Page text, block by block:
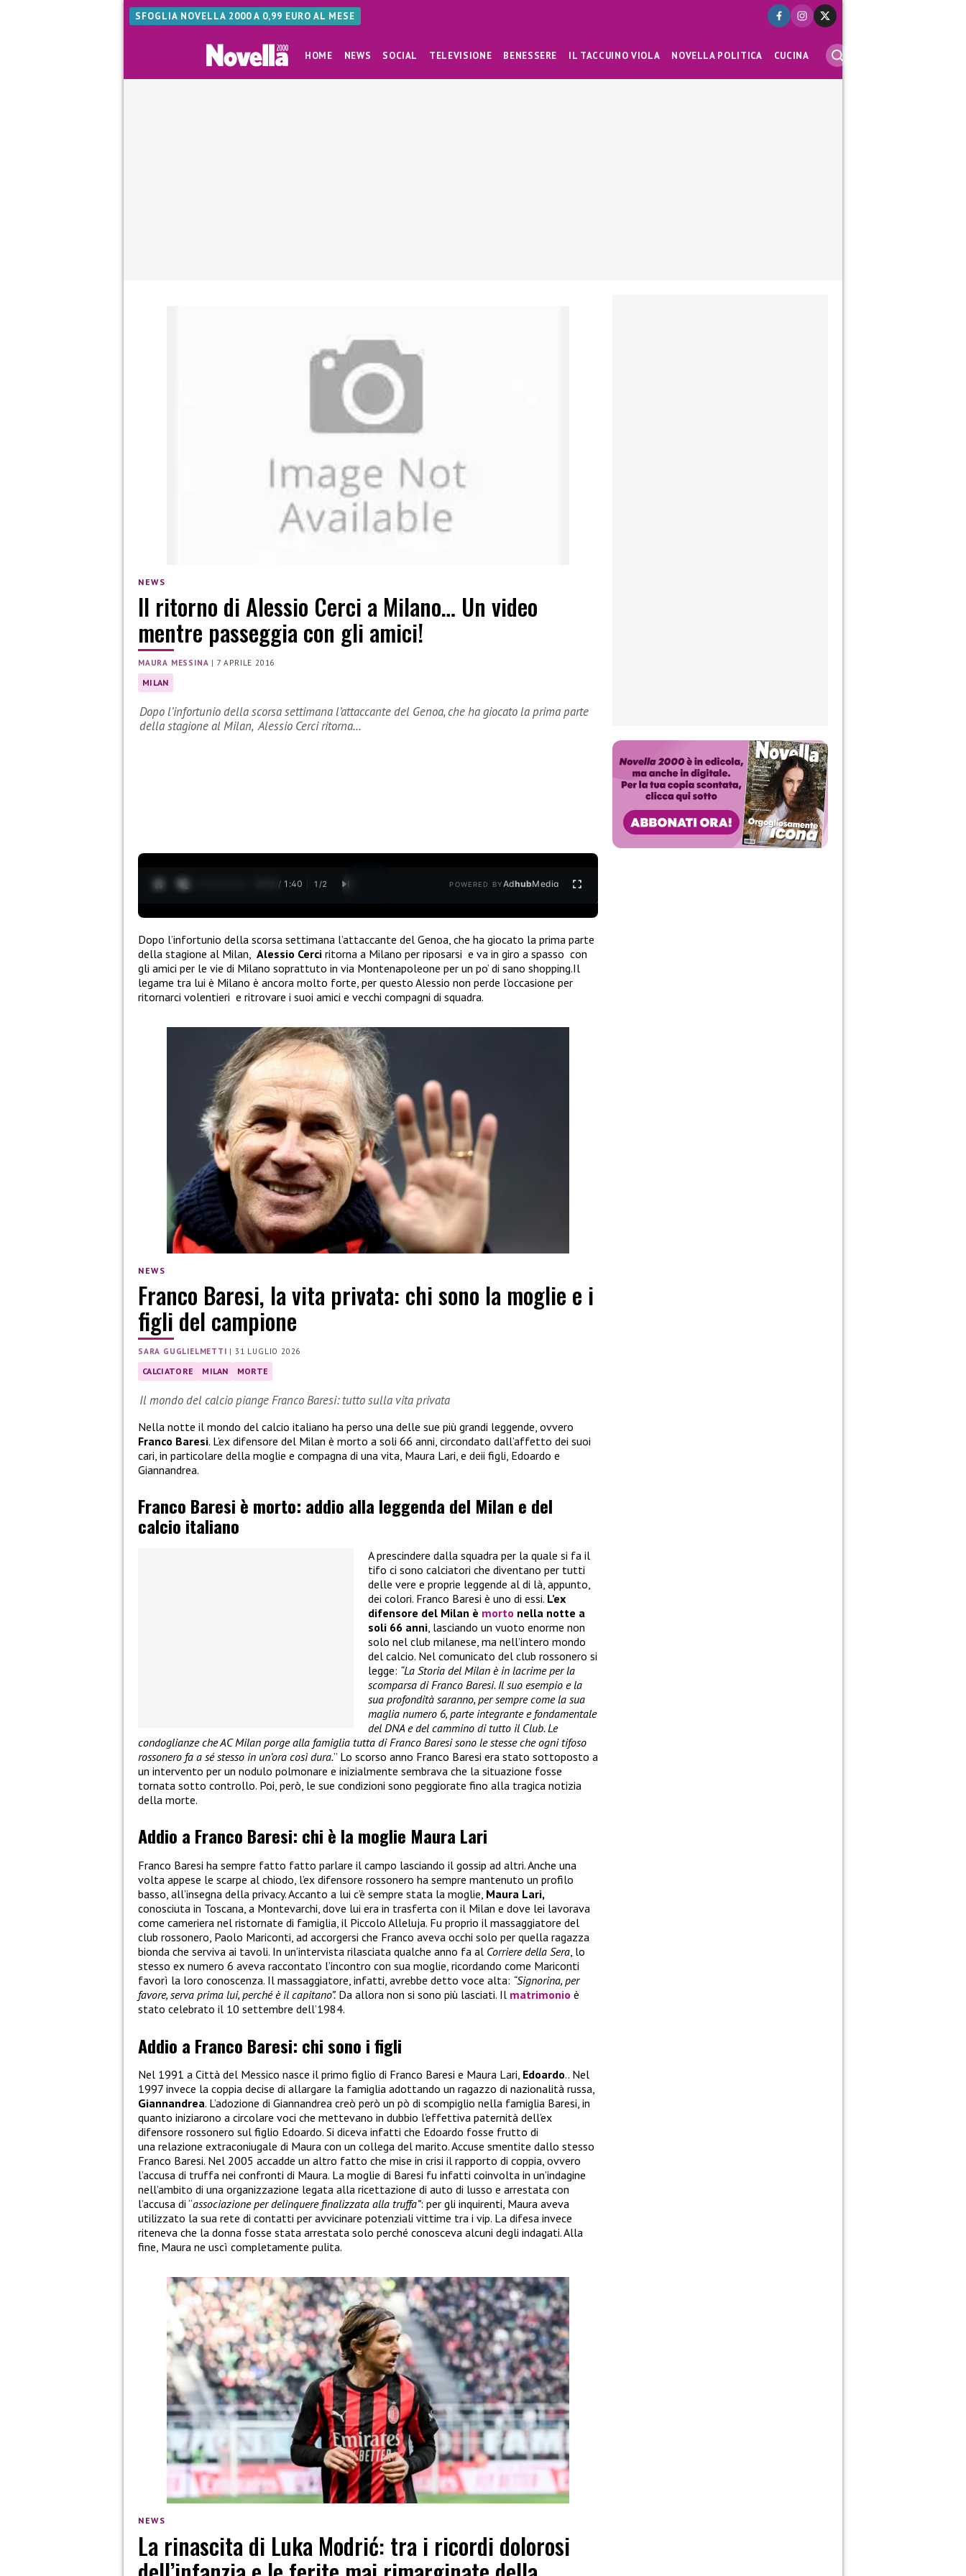
SFOGLIA NOVELLA 2000 A 0,99 EURO AL MESE
HOME NEWS SOCIAL TELEVISIONE BENESSERE IL TACCUINO VIOLA NOVELLA POLITICA CUCINA
NEWS
Il ritorno di Alessio Cerci a Milano… Un video
mentre passeggia con gli amici!
MAURA MESSINA | 7 APRILE 2016
MILAN
Dopo l’infortunio della scorsa settimana l’attaccante del Genoa, che ha giocato la prima parte
della stagione al Milan, Alessio Cerci ritorna…
0:13 / 1:40 1 /2 POWERED BYAdhubMedia
Dopo l’infortunio della scorsa settimana l’attaccante del Genoa, che ha giocato la prima parte
della stagione al Milan, Alessio Cerci ritorna a Milano per riposarsi e va in giro a spasso con
gli amici per le vie di Milano soprattuto in via Montenapoleone per un po’ di sano shopping.Il
legame tra lui è Milano è ancora molto forte, per questo Alessio non perde l’occasione per
ritornarci volentieri e ritrovare i suoi amici e vecchi compagni di squadra.
NEWS
Franco Baresi, la vita privata: chi sono la moglie e i
figli del campione
SARA GUGLIELMETTI |31 LUGLIO 2026
CALCIATORE MILAN MORTE
Il mondo del calcio piange Franco Baresi: tutto sulla vita privata
Nella notte il mondo del calcio italiano ha perso una delle sue più grandi leggende, ovvero
Franco Baresi. L’ex difensore del Milan è morto a soli 66 anni, circondato dall’affetto dei suoi
cari, in particolare della moglie e compagna di una vita, Maura Lari, e deii figli, Edoardo e
Giannandrea.
Franco Baresi è morto: addio alla leggenda del Milan e del
calcio italiano
A prescindere dalla squadra per la quale si fa il
tifo ci sono calciatori che diventano per tutti
delle vere e proprie leggende al di là, appunto,
dei colori. Franco Baresi è uno di essi. L’ex
difensore del Milan è morto nella notte a
soli 66 anni, lasciando un vuoto enorme non
solo nel club milanese, ma nell’intero mondo
del calcio. Nel comunicato del club rossonero si
legge: “La Storia del Milan è in lacrime per la
scomparsa di Franco Baresi. Il suo esempio e la
sua profondità saranno, per sempre come la sua
maglia numero 6, parte integrante e fondamentale
del DNA e del cammino di tutto il Club. Le
condoglianze che AC Milan porge alla famiglia tutta di Franco Baresi sono le stesse che ogni tifoso
rossonero fa a sé stesso in un’ora così dura.” Lo scorso anno Franco Baresi era stato sottoposto a
un intervento per un nodulo polmonare e inizialmente sembrava che la situazione fosse
tornata sotto controllo. Poi, però, le sue condizioni sono peggiorate fino alla tragica notizia
della morte.
Addio a Franco Baresi: chi è la moglie Maura Lari
Franco Baresi ha sempre fatto fatto parlare il campo lasciando il gossip ad altri. Anche una
volta appese le scarpe al chiodo, l’ex difensore rossonero ha sempre mantenuto un profilo
basso, all’insegna della privacy. Accanto a lui c’è sempre stata la moglie, Maura Lari,
conosciuta in Toscana, a Montevarchi, dove lui era in trasferta con il Milan e dove lei lavorava
come cameriera nel ristornate di famiglia, il Piccolo Alleluja. Fu proprio il massaggiatore del
club rossonero, Paolo Mariconti, ad accorgersi che Franco aveva occhi solo per quella ragazza
bionda che serviva ai tavoli. In un’intervista rilasciata qualche anno fa al Corriere della Sera, lo
stesso ex numero 6 aveva raccontato l’incontro con sua moglie, ricordando come Mariconti
favorì la loro conoscenza. Il massaggiatore, infatti, avrebbe detto voce alta: “Signorina, per
favore, serva prima lui, perché è il capitano”. Da allora non si sono più lasciati. Il matrimonio è
stato celebrato il 10 settembre dell’1984.
Addio a Franco Baresi: chi sono i figli
Nel 1991 a Città del Messico nasce il primo figlio di Franco Baresi e Maura Lari, Edoardo.. Nel
1997 invece la coppia decise di allargare la famiglia adottando un ragazzo di nazionalità russa,
Giannandrea. L’adozione di Giannandrea creò però un pò di scompiglio nella famiglia Baresi, in
quanto iniziarono a circolare voci che mettevano in dubbio l’effettiva paternità dell’ex
difensore rossonero sul figlio Edoardo. Si diceva infatti che Edoardo fosse frutto di
una relazione extraconiugale di Maura con un collega del marito. Accuse smentite dallo stesso
Franco Baresi. Nel 2005 accadde un altro fatto che mise in crisi il rapporto di coppia, ovvero
l’accusa di truffa nei confronti di Maura. La moglie di Baresi fu infatti coinvolta in un’indagine
nell’ambito di una organizzazione legata alla ricettazione di auto di lusso e arrestata con
l’accusa di “associazione per delinquere finalizzata alla truffa”: per gli inquirenti, Maura aveva
utilizzato la sua rete di contatti per avvicinare potenziali vittime tra i vip. La difesa invece
riteneva che la donna fosse stata arrestata solo perché conosceva alcuni degli indagati. Alla
fine, Maura ne uscì completamente pulita.
NEWS
La rinascita di Luka Modrić: tra i ricordi dolorosi